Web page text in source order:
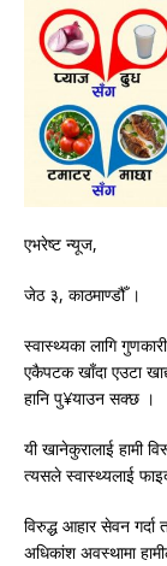
एभरेष्ट न्यूज,
जेठ ३, काठमाण्डौँ ।
स्वास्थ्यका लागि
एकैपटक खाँदा एउटा
हानि पु¥याउन सक्छ ।
यी खानेकुरालाई हामी
त्यसले स्वास्थ्यलाई
विरुद्ध आहार सेवन
अधिकांश अवस्थामा